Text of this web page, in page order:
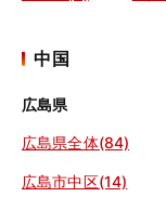
中国
広島県
広島県全体(84)
広島市中区(14)